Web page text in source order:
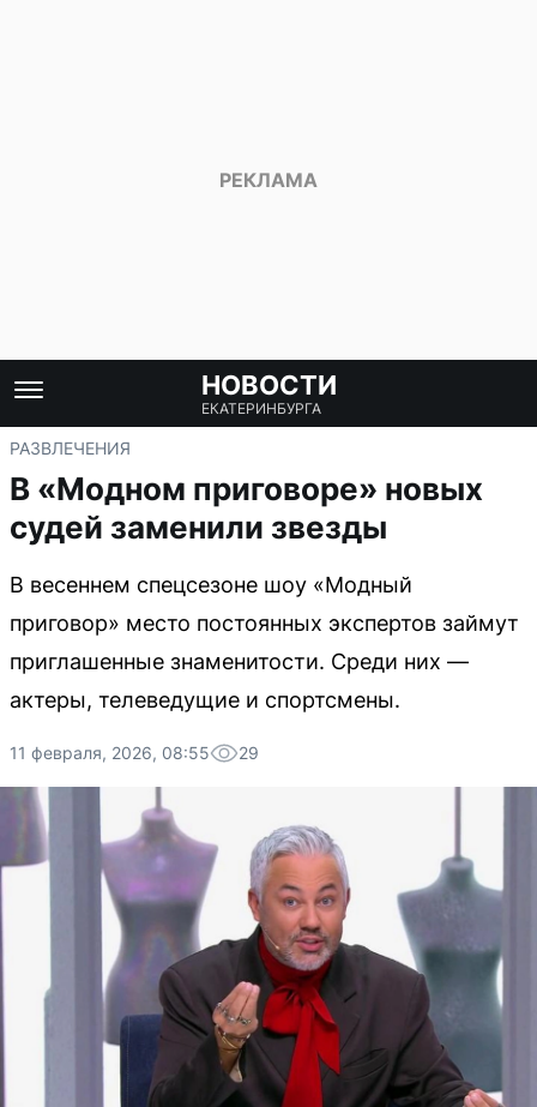
НОВОСТИ
ЕКАТЕРИНБУРГА
РАЗВЛЕЧЕНИЯ
В «Модном приговоре» новых
судей заменили звезды
В весеннем спецсезоне шоу «Модный
приговор» место постоянных экспертов займут
приглашенные знаменитости. Среди них —
актеры, телеведущие и спортсмены.
11 февраля, 2026, 08:55 29